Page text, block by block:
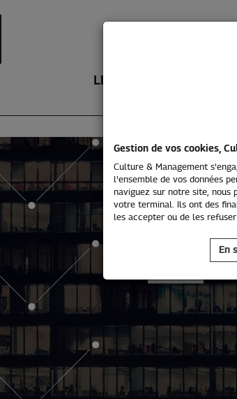
LE CLUB LES
L'emploi
Gestion de vos cookies,
Culture & Management
l'ensemble de vos données
naviguez sur notre site, nous
votre terminal. Ils ont des
les accepter ou de les
En